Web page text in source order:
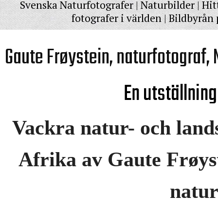
Svenska Naturfotografer|Naturbilder|
fotografer i världen|Bildbyrån
Gaute Frøystein, naturfotograf,
En
Vackra natur- och
Afrika av Gaute